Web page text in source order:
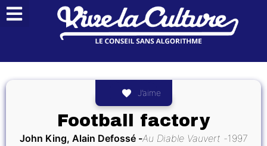
J’aime
Football factory
John King, Alain Defossé Au Diable Vauvert 1997